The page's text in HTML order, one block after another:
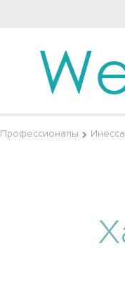
Профессионалы